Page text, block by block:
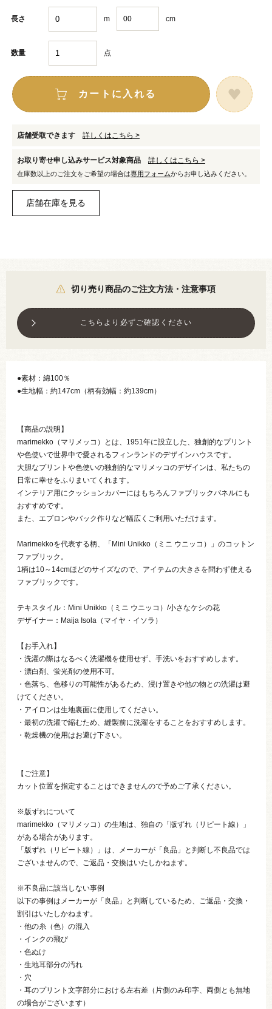
長さ m cm
数量 点
カートに入れる
店舗受取できます 詳しくはこちら >
お取り寄せ申し込みサービス対象商品 詳しくはこちら >
在庫数以上のご注文をご希望の場合は専用フォームからお申し込みください。
切り売り商品のご注文方法・注意事項
こちらより必ずご確認ください
●素材：綿100％
●生地幅：約147cm（柄有効幅：約139cm）
【商品の説明】
marimekko（マリメッコ）とは、1951年に設立した、独創的なプリント
や色使いで世界中で愛されるフィンランドのデザインハウスです。
大胆なプリントや色使いの独創的なマリメッコのデザインは、私たちの
日常に幸せをふりまいてくれます。
インテリア用にクッションカバーにはもちろんファブリックパネルにも
おすすめです。
また、エプロンやバック作りなど幅広くご利用いただけます。
Marimekkoを代表する柄、「Mini Unikko（ミニ ウニッコ）」のコットン
ファブリック。
1柄は10～14cmほどのサイズなので、アイテムの大きさを問わず使える
ファブリックです。
テキスタイル：Mini Unikko（ミニ ウニッコ）/小さなケシの花
デザイナー：Maija Isola（マイヤ・イソラ）
【お手入れ】
・洗濯の際はなるべく洗濯機を使用せず、手洗いをおすすめします。
・漂白剤、蛍光剤の使用不可。
・色落ち、色移りの可能性があるため、浸け置きや他の物との洗濯は避
けてください。
・アイロンは生地裏面に使用してください。
・最初の洗濯で縮むため、縫製前に洗濯をすることをおすすめします。
・乾燥機の使用はお避け下さい。
【ご注意】
カット位置を指定することはできませんので予めご了承ください。
※版ずれについて
marimekko（マリメッコ）の生地は、独自の「版ずれ（リピート線）」
がある場合があります。
「版ずれ（リピート線）」は、メーカーが「良品」と判断し不良品では
ございませんので、ご返品・交換はいたしかねます。
※不良品に該当しない事例
以下の事例はメーカーが「良品」と判断しているため、ご返品・交換・
割引はいたしかねます。
・他の糸（色）の混入
・インクの飛び
・色ぬけ
・生地耳部分の汚れ
・穴
・耳のプリント文字部分における左右差（片側のみ印字、両側とも無地
の場合がございます）